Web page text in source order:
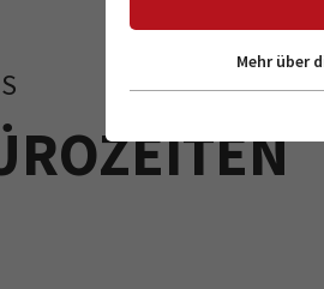
Mehr über